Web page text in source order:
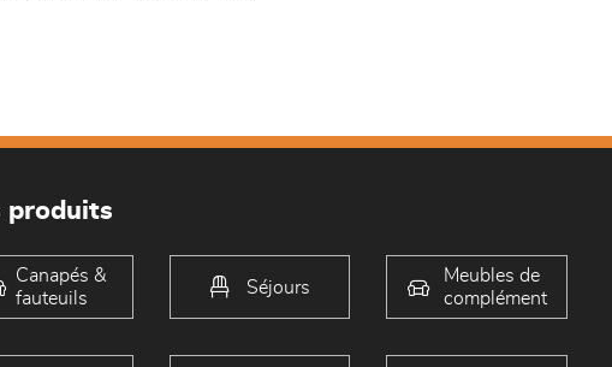
produits
Canapés &
fauteuils
Séjours
Meubles de
complément